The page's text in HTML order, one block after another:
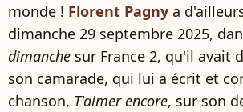
monde ! Florent Pagny a
dimanche 29 septembre 2025,
dimanche sur France 2, qu'il avait
son camarade, qui lui a écrit et
chanson, T'aimer encore, sur son